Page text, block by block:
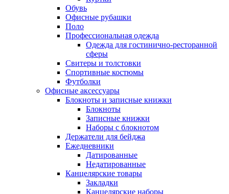
Обувь
Офисные рубашки
Поло
Профессиональная одежда
Одежда для гостинично-ресторанной
сферы
Свитеры и толстовки
Спортивные костюмы
Футболки
Офисные аксессуары
Блокноты и записные книжки
Блокноты
Записные книжки
Наборы с блокнотом
Держатели для бейджа
Ежедневники
Датированные
Недатированные
Канцелярские товары
Закладки
Канцелярские наборы